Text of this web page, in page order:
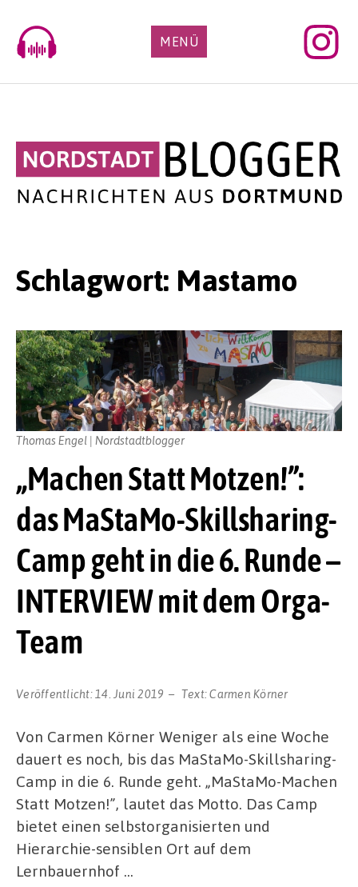
content
MENÜ
Schlagwort: Mastamo
„Machen Statt Motzen!”:
das MaStaMo-Skillsharing-
Camp geht in die 6. Runde –
INTERVIEW mit dem Orga-
Team
Veröffentlicht: 14. Juni 2019 Text:Carmen Körner
Thomas Engel | Nordstadtblogger
Von Carmen Körner Weniger als eine Woche
dauert es noch, bis das MaStaMo-Skillsharing-
Camp in die 6. Runde geht. „MaStaMo-Machen
Statt Motzen!”, lautet das Motto. Das Camp
bietet einen selbstorganisierten und
Hierarchie-sensiblen Ort auf dem
Lernbauernhof …